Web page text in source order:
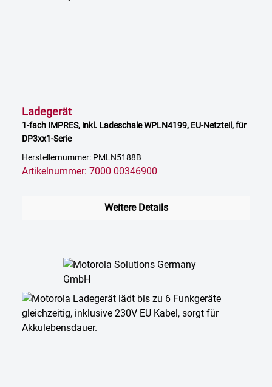
Ladegerät
1-fach IMPRES, inkl. Ladeschale WPLN4199, EU-Netzteil, für
DP3xx1-Serie
Herstellernummer: PMLN5188B
Artikelnummer: 7000 00346900
Weitere Details